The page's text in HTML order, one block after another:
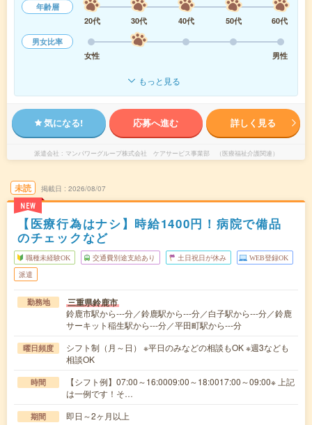
年齢層
20代
30代 40代 50代
60代
男女比率
女性
男性
もっと見る
気になる! 応募へ進む 詳しく見る
派遣会社 マンパワーグループ株式会社 ケアサービス事業部 （医療福祉介護関連）
未読
NEW
掲載日 2026/08/07
【医療行為はナシ】時給1400円！病院で備品
のチェックなど
職種未経験OK 交通費別途支給あり 土日祝日が休み WEB登録OK
派遣
勤務地 三重県鈴鹿市
鈴鹿市駅から---分／鈴鹿駅から---分／白子駅から---分／鈴鹿
サーキット稲生駅から---分／平田町駅から---分
曜日頻度
シフト制（月～日） ※平日のみなどの相談もOK ※週3なども
相談OK
時間
【シフト例】07:00～16:0009:00～18:0017:00～09:00※ 上記
は一例です！そ…
期間 即日～2ヶ月以上